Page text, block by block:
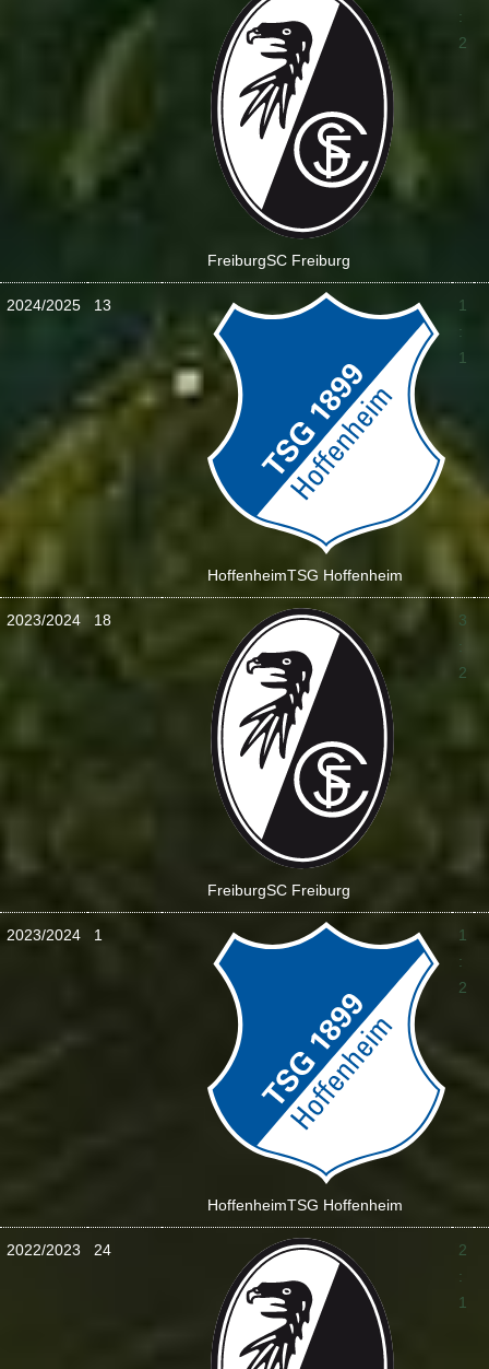
FreiburgSC Freiburg
:
2
2024/2025 13
HoffenheimTSG Hoffenheim
1
:
1
2023/2024 18
FreiburgSC Freiburg
3
2
2023/2024 1
HoffenheimTSG Hoffenheim
1
:
2
2022/2023 24
2
:
1